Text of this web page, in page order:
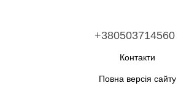
+380503714560
Контакти
Повна версія сайту